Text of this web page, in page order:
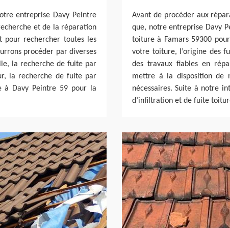
entreprise Davy Peintre
et de la réparation
pour rechercher toutes les
procéder par diverses
la recherche de fuite par
la recherche de fuite par
à Davy Peintre 59 pour la
Avant de procéder aux
que, notre entreprise Davy
toiture à Famars 59300
votre toiture, l’origine des
des travaux fiables en
mettre à la disposition de
nécessaires. Suite à notre
d’infiltration et de fuite